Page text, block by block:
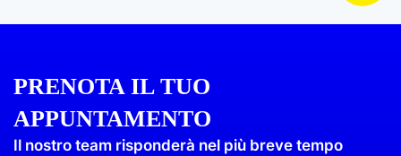
PRENOTA IL TUO
APPUNTAMENTO
Il nostro team risponderà nel più breve tempo